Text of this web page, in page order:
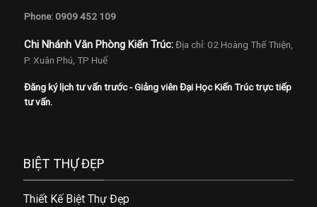
Phone: 0909 452 109
Chi Nhánh Văn Phòng Kiến Trúc: Địa chỉ: 02 Hoàng Thế Thiện,
P. Xuân Phú, TP Huế
Đăng ký lịch tư vấn trước - Giảng viên Đại Học Kiến Trúc trực tiếp
tư vấn.
BIỆT THỰ ĐẸP
Thiết Kế Biệt Thự Đẹp